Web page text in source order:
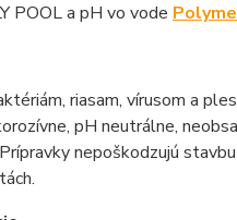
POOL a pH vo vode
riasam, vírusom a
pH neutrálne,
nepoškodzujú